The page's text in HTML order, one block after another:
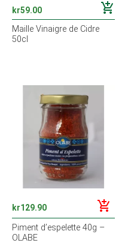
kr59.00 add_shopping_cart
Maille Vinaigre de Cidre
50cl
kr129.90 add_shopping_cart
Piment d’espelette 40g –
OLABE